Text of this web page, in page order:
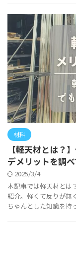
材料
【軽天材とは？
デメリットを調べ
2025/3/4
本記事では軽天材とは
紹介。軽くて反りが無
ちゃんとした知識を持